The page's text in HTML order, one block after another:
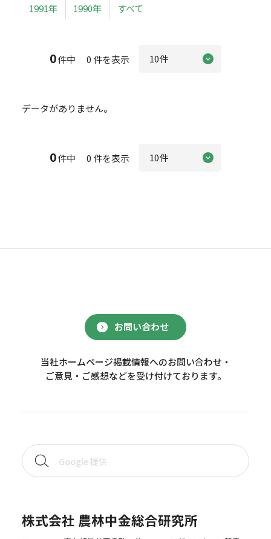
1991年 1990年 すべて
0件中 0 件を表示
データがありません。
0件中 0 件を表示
お問い合わせ
当社ホームページ掲載情報へのお問い合わせ・
ご意見・ご感想などを受け付けております。
株式会社 農林中金総合研究所